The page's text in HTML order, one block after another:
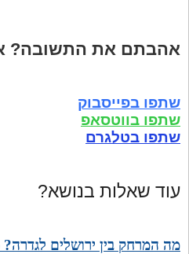
אהבתם את התשובה?
שתפו בפייסבוק
שתפו בווטסאפ
שתפו בטלגרם
עוד שאלות בנושא?
מה המרחק בין ירושלים לגדרה?